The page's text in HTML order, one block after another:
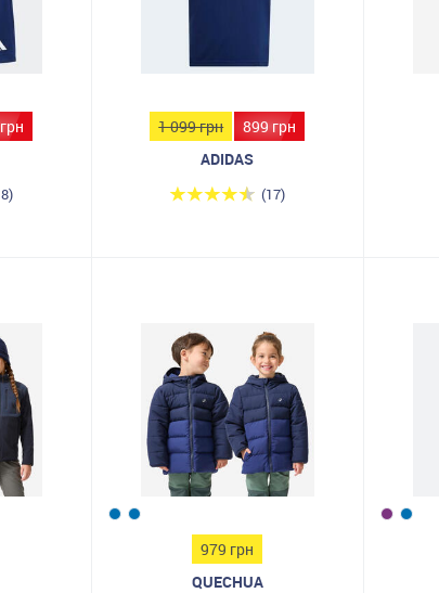
1 099 грн
899 грн
ADIDAS
(17)
979 грн
QUECHUA